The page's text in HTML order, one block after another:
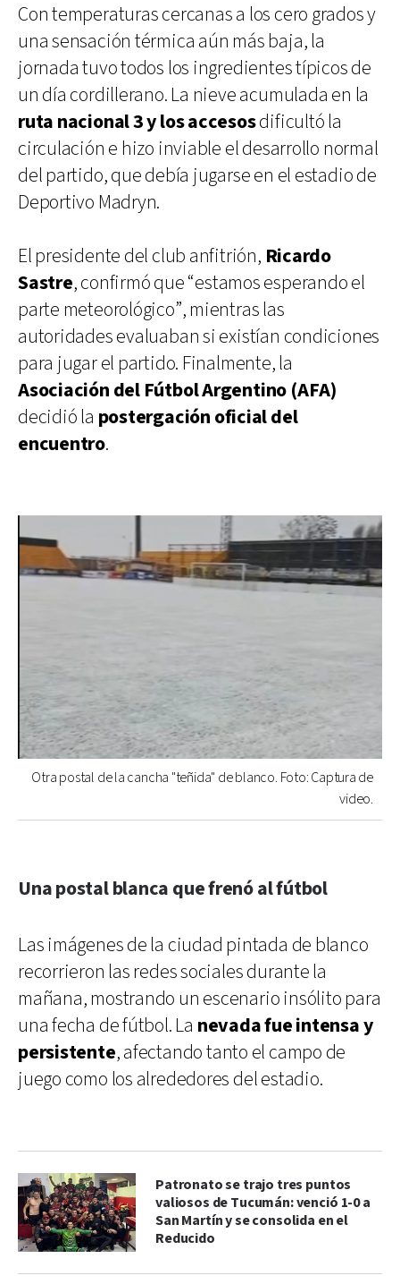
Con temperaturas cercanas a los cero grados y
una sensación térmica aún más baja, la
jornada tuvo todos los ingredientes típicos de
un día cordillerano. La nieve acumulada en la
ruta nacional 3 y los accesosdificultó la
circulación e hizo inviable el desarrollo normal
del partido, que debía jugarse en el estadio de
Deportivo Madryn.
El presidente del club anfitrión, Ricardo
Sastre, confirmó que “estamos esperando el
parte meteorológico”, mientras las
autoridades evaluaban si existían condiciones
para jugar el partido. Finalmente, la
Asociación del Fútbol Argentino (AFA)
decidió la postergación oficial del
encuentro.
Otra postal de la cancha "teñida" de blanco. Foto: Captura de
video.
Una postal blanca que frenó al fútbol
Las imágenes de la ciudad pintada de blanco
recorrieron las redes sociales durante la
mañana, mostrando un escenario insólito para
una fecha de fútbol. La nevada fue intensa y
persistente, afectando tanto el campo de
juego como los alrededores del estadio.
Patronato se trajo tres puntos
valiosos de Tucumán: venció 1-0 a
San Martín y se consolida en el
Reducido